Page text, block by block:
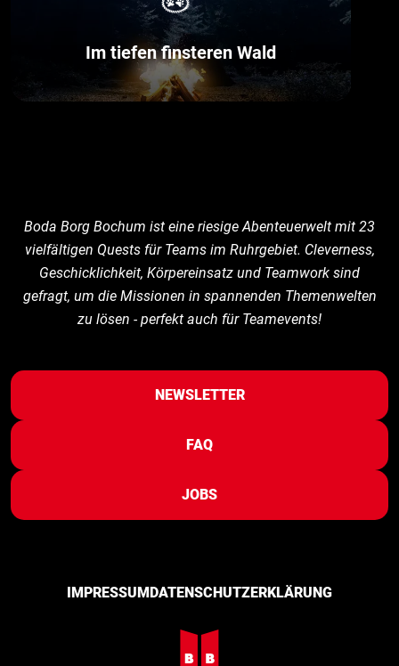
Im tiefen finsteren Wald
Boda Borg Bochum ist eine riesige Abenteuerwelt mit 23
vielfältigen Quests für Teams im Ruhrgebiet. Cleverness,
Geschicklichkeit, Körpereinsatz und Teamwork sind
gefragt, um die Missionen in spannenden Themenwelten
zu lösen - perfekt auch für Teamevents!
NEWSLETTER
FAQ
JOBS
IMPRESSUMDATENSCHUTZERKLÄRUNG